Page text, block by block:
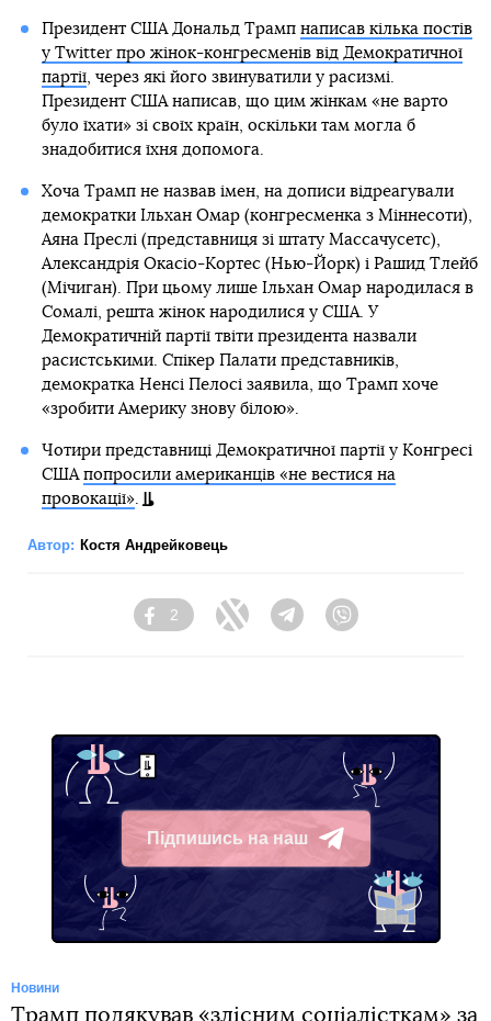
Президент США Дональд Трамп написав кілька постів
у Twitter про жінок-конгресменів від Демократичної
партії, через які його звинуватили у расизмі.
Президент США написав, що цим жінкам «не варто
було їхати» зі своїх країн, оскільки там могла б
знадобитися їхня допомога.
Хоча Трамп не назвав імен, на дописи відреагували
демократки Ільхан Омар (конгресменка з Міннесоти),
Аяна Преслі (представниця зі штату Массачусетс),
Александрія Окасіо-Кортес (Нью-Йорк) і Рашид Тлейб
(Мічиган). При цьому лише Ільхан Омар народилася в
Сомалі, решта жінок народилися у США. У
Демократичній партії твіти президента назвали
расистськими. Спікер Палати представників,
демократка Ненсі Пелосі заявила, що Трамп хоче
«зробити Америку знову білою».
Чотири представниці Демократичної партії у Конгресі
США попросили американців «не вестися на
провокації».
Автор: Костя Андрейковець
Facebook
2
Twitter TelegramViber
Підпишись на наш
Telegram
Новини
Трамп подякував «злісним соціалісткам» за